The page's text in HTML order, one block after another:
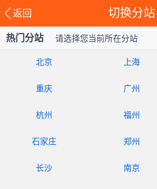
返回 切换分站
热门分站 请选择您当前所在分站
北京 上海
重庆 广州
杭州 福州
石家庄 郑州
长沙 南京